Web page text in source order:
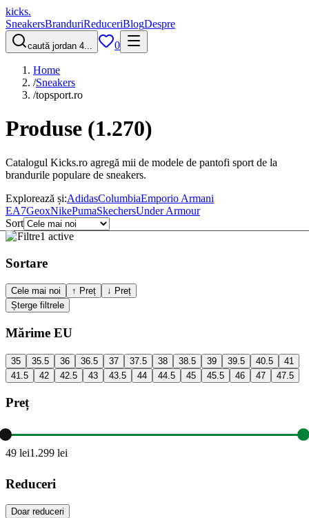
kicks.
SneakersBranduriReduceriBlogDespre
caută jordan 4... 0
Home
/Sneakers
/topsport.ro
Produse (1.270)
Catalogul Kicks.ro agregă mii de modele de pantofi sport de la
brandurile populare de sneakers.
Explorează și:AdidasColumbiaEmporio Armani
EA7GeoxNikePumaSkechersUnder Armour
Sort
Filtre1 active
Sortare
Cele mai noi ↑ Preț
↓ Preț
Șterge filtrele
Mărime EU
35 35.5 36 36.5 37 37.5 38 38.5 39 39.5 40.5
41
41.5
42 42.5 43 43.5 44 44.5 45 45.5 46 47 47.5
Preț
49 lei1.299 lei
Reduceri
Doar reduceri